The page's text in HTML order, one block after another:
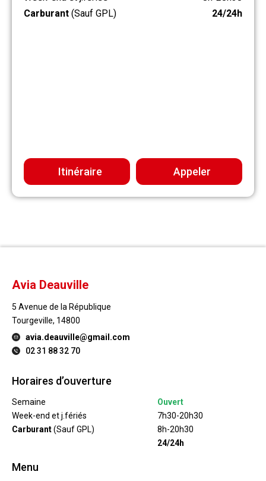
Carburant (Sauf GPL)
24/24h
Itinéraire Appeler
Avia Deauville
5 Avenue de la République
Tourgeville, 14800
avia.deauville@gmail.com
02 31 88 32 70
Horaires d’ouverture
Semaine
Week-end et j.fériés
Carburant(Sauf GPL)
Ouvert
7h30-20h30
8h-20h30
24/24h
Menu